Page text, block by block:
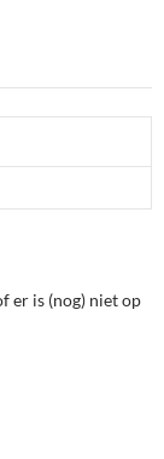
er is (nog) niet op